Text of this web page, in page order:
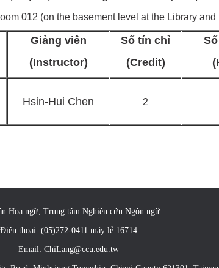
012 (on the basement level at the Library
Giảng viên
(Instructor)
Số tín chỉ
(Credit)
Hsin-Hui Chen 2
Hoa ngữ, Trung tâm Nghiên cứu Ngôn ngữ
Điện thoại: (05)272-0411 máy lẻ 16714
Email: ChiLang@ccu.edu.tw